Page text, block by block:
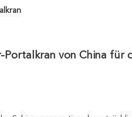
Portalkran von China für